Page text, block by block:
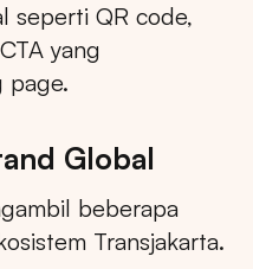
seperti QR code,
yang
page.
Global
beberapa
Transjakarta.